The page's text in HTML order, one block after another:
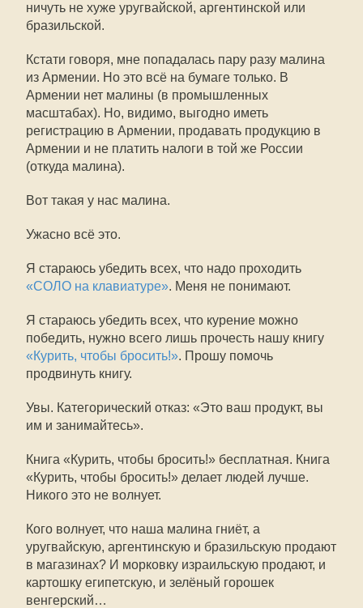
ничуть не хуже уругвайской, аргентинской или
бразильской.
Кстати говоря, мне попадалась пару разу малина
из Армении. Но это всё на бумаге только. В
Армении нет малины (в промышленных
масштабах). Но, видимо, выгодно иметь
регистрацию в Армении, продавать продукцию в
Армении и не платить налоги в той же России
(откуда малина).
Вот такая у нас малина.
Ужасно всё это.
Я стараюсь убедить всех, что надо проходить
«СОЛО на клавиатуре». Меня не понимают.
Я стараюсь убедить всех, что курение можно
победить, нужно всего лишь прочесть нашу книгу
«Курить, чтобы бросить!». Прошу помочь
продвинуть книгу.
Увы. Категорический отказ: «Это ваш продукт, вы
им и занимайтесь».
Книга «Курить, чтобы бросить!» бесплатная. Книга
«Курить, чтобы бросить!» делает людей лучше.
Никого это не волнует.
Кого волнует, что наша малина гниёт, а
уругвайскую, аргентинскую и бразильскую продают
в магазинах? И морковку израильскую продают, и
картошку египетскую, и зелёный горошек
венгерский…